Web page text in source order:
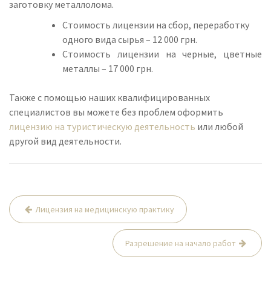
заготовку металлолома.
Стоимость лицензии на сбор, переработку
одного вида сырья – 12 000 грн.
Стоимость лицензии на черные, цветные
металлы – 17 000 грн.
Также с помощью наших квалифицированных
специалистов вы можете без проблем оформить
лицензию на туристическую деятельность или любой
другой вид деятельности.
Н
Лицензия на медицинскую практику
Разрешение на начало работ